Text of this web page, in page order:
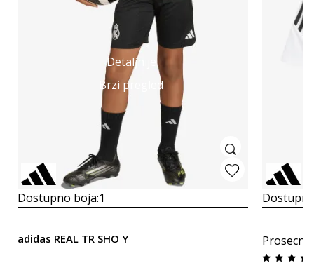
Detaljnije
Brzi pregled
Dostupno boja:1
adidas REAL TR SHO Y